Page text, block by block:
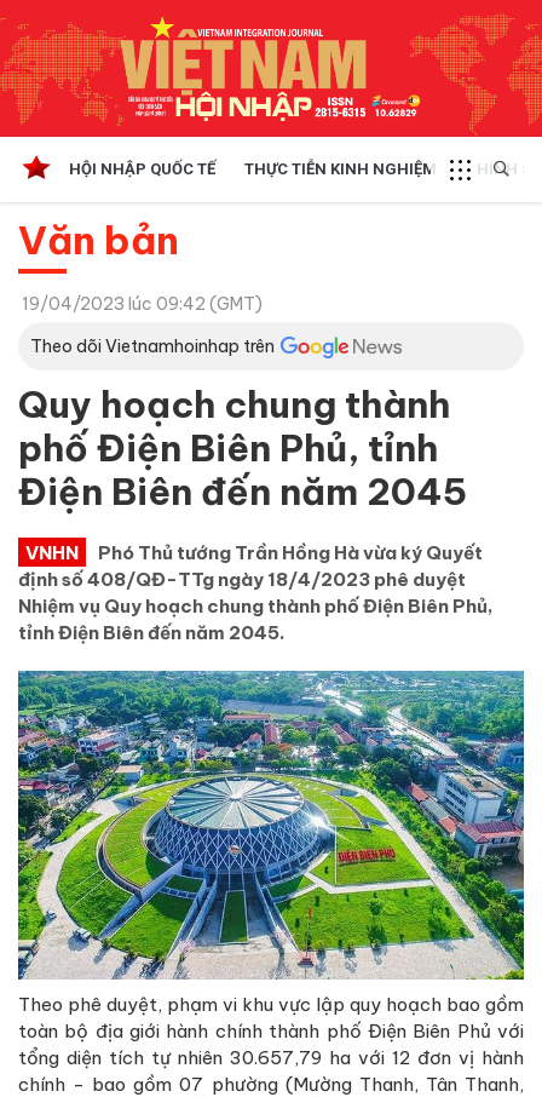
HỘI NHẬP QUỐC TẾ THỰC TIỄN KINH NGHIỆM CHÍNH
Văn bản
19/04/2023 lúc 09:42 (GMT)
Theo dõi Vietnamhoinhap trên
Quy hoạch chung thành
phố Điện Biên Phủ, tỉnh
Điện Biên đến năm 2045
VNHN
Phó Thủ tướng Trần Hồng Hà vừa ký Quyết
định số 408/QĐ-TTg ngày 18/4/2023 phê duyệt
Nhiệm vụ Quy hoạch chung thành phố Điện Biên Phủ,
tỉnh Điện Biên đến năm 2045.
Theo phê duyệt, phạm vi khu vực lập quy hoạch bao gồm
toàn bộ địa giới hành chính thành phố Điện Biên Phủ với
tổng diện tích tự nhiên 30.657,79 ha với 12 đơn vị hành
chính - bao gồm 07 phường (Mường Thanh, Tân Thanh,